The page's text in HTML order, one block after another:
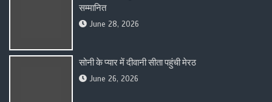
सम्मानित
June 28, 2026
सोनी के प्यार में दीवानी सीता पहुंची मेरठ
June 26, 2026